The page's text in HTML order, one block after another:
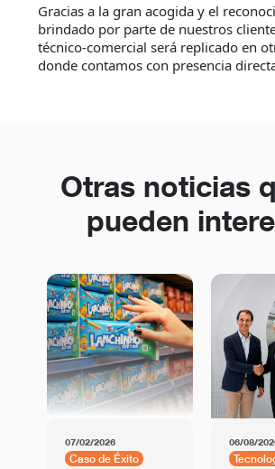
Gracias a la gran acogida y el
brindado por parte de nuestros
técnico-comercial será replicado en
donde contamos con presencia
Otras noticias
pueden
07/02/2026
Caso de Éxito
06/08/